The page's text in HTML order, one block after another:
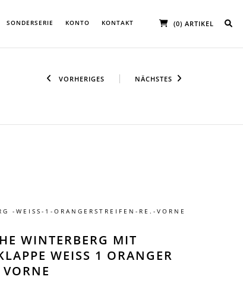
SONDERSERIE KONTO KONTAKT (0) ARTIKEL
VORHERIGES NÄCHSTES
-WEISS-1-ORANGERSTREIFEN-RE.-VORNE
WINTERBERG MIT
WEISS 1 ORANGER